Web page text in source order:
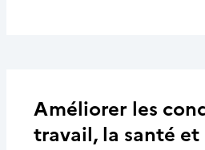
Améliorer les
travail, la santé